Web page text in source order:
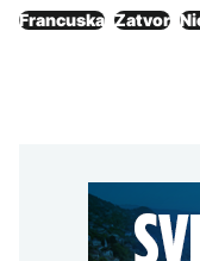
Francuska Zatvor